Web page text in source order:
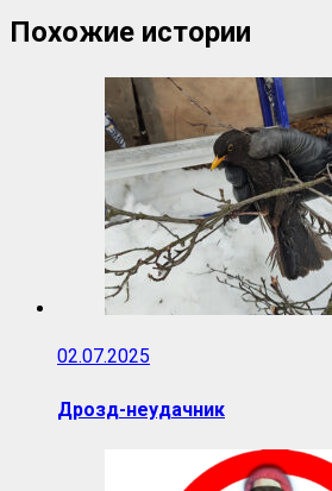
Похожие истории
02.07.2025
Дрозд-неудачник